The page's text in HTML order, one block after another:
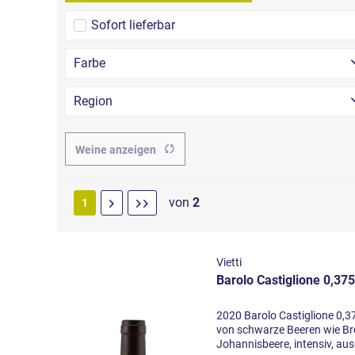
Sofort lieferbar
Farbe
Region
Piemont
Weine anzeigen
1 von 2
Vietti
Barolo Castiglione
2020 Barolo Castiglione
von schwarze Beeren wie
Johannisbeere, intensiv,